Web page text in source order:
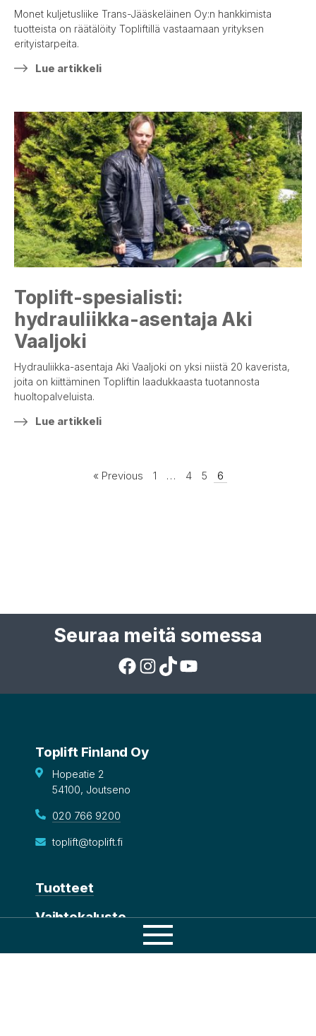
Monet kuljetusliike Trans-Jääskeläinen Oy:n hankkimista
tuotteista on räätälöity Topliftillä vastaamaan yrityksen
erityistarpeita.
Lue artikkeli
Toplift-spesialisti:
hydrauliikka-asentaja Aki
Vaaljoki
Hydrauliikka-asentaja Aki Vaaljoki on yksi niistä 20 kaverista,
joita on kiittäminen Topliftin laadukkaasta tuotannosta
huoltopalveluista.
Lue artikkeli
« Previous 1 … 4 5 6
Seuraa meitä somessa
Facebook
Instagram
TikTok
YouTube
Toplift Finland Oy
Hopeatie 2
54100, Joutseno
020 766 9200
toplift@toplift.fi
Tuotteet
Vaihtokalusto